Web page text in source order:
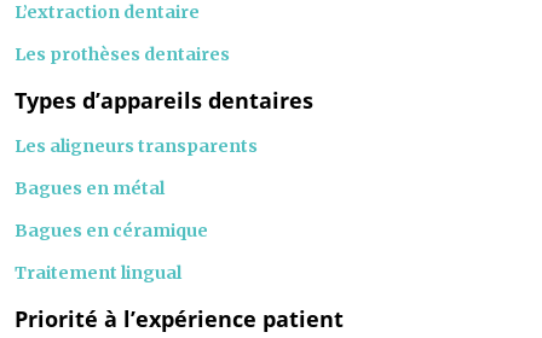
L’extraction dentaire
Les prothèses dentaires
Types d’appareils dentaires
Les aligneurs transparents
Bagues en métal
Bagues en céramique
Traitement lingual
Priorité à l’expérience patient